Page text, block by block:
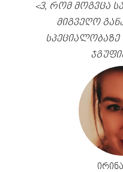
<3, რომ მოგვცა
მიგვეღო
სპეციალობაზე